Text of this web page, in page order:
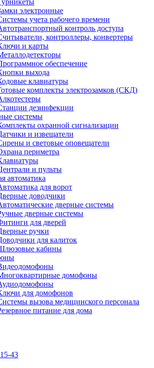
электронные
учета рабочего времени
контроль доступа
контроллеры, конвертеры
и карты
обеспечение
выхода
клавиатуры
комплекты электрозамков (СКД)
дезинфекции
системы
охранной сигнализации
и извещатели
и световые оповещатели
периметра
и пульты
автоматика
для ворот
доводчики
дверные системы
дверные системы
для дверей
ручки
для калиток
кабины
домофоны
для домофонов
вызова медицинского персонала
питание для дома
43